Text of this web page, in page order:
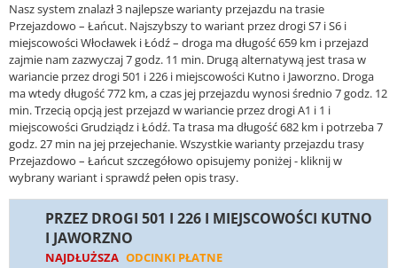
Nasz system znalazł 3 najlepsze warianty przejazdu na trasie
Przejazdowo – Łańcut. Najszybszy to wariant przez drogi S7 i S6 i
miejscowości Włocławek i Łódź – droga ma długość 659 km i przejazd
zajmie nam zazwyczaj 7 godz. 11 min. Drugą alternatywą jest trasa w
wariancie przez drogi 501 i 226 i miejscowości Kutno i Jaworzno. Droga
ma wtedy długość 772 km, a czas jej przejazdu wynosi średnio 7 godz. 12
min. Trzecią opcją jest przejazd w wariancie przez drogi A1 i 1 i
miejscowości Grudziądz i Łódź. Ta trasa ma długość 682 km i potrzeba 7
godz. 27 min na jej przejechanie. Wszystkie warianty przejazdu trasy
Przejazdowo – Łańcut szczegółowo opisujemy poniżej - kliknij w
wybrany wariant i sprawdź pełen opis trasy.
PRZEZ DROGI 501 I 226 I MIEJSCOWOŚCI KUTNO
I JAWORZNO
NAJDŁUŻSZA ODCINKI PŁATNE